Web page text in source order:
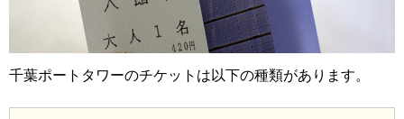
千葉ポートタワーのチケットは以下の種類があります。